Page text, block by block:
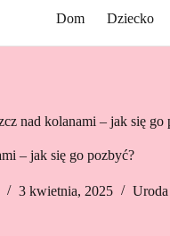
Dom Dziecko
nad kolanami – jak się go
– jak się go pozbyć?
3 kwietnia, 2025 Uroda